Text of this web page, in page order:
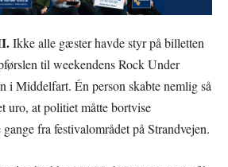
Ikke alle gæster havde styr på billetten
til weekendens Rock Under
i Middelfart. Én person skabte nemlig så
uro, at politiet måtte bortvise
fra festivalområdet på Strandvejen.